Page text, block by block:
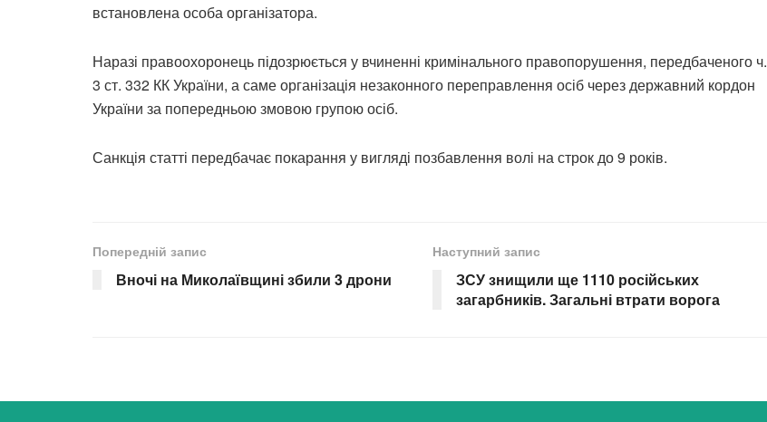
встановлена особа організатора.
Наразі правоохоронець підозрюється у вчиненні кримінального правопорушення, передбаченого ч.
3 ст. 332 КК України, а саме організація незаконного переправлення осіб через державний кордон
України за попередньою змовою групою осіб.
Санкція статті передбачає покарання у вигляді позбавлення волі на строк до 9 років.
Попередній запис
Вночі на Миколаївщині збили 3 дрони
Наступний запис
ЗСУ знищили ще 1110 російських
загарбників. Загальні втрати ворога